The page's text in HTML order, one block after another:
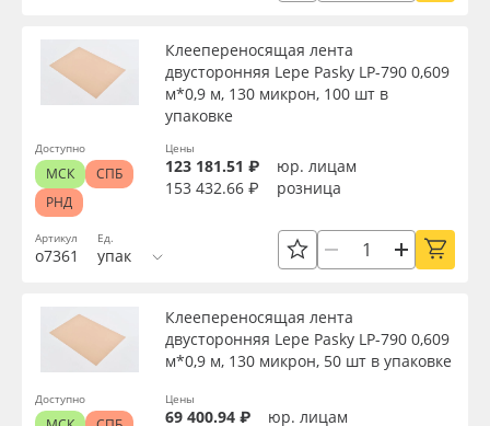
Артикул
о7361
Клеепереносящая лента
двусторонняя Lepe Pasky LP-790 0,609
м*0,9 м, 130 микрон, 100 шт в
упаковке
Ед.
упак
Цены
123 181.51 ₽
юр. лицам
153 432.66 ₽
розница
Доступно
МСК
СПБ
РНД
Клеепереносящая лента
двусторонняя Lepe Pasky LP-790 0,609
м*0,9 м, 130 микрон, 50 шт в упаковке
Цены
69 400.94 ₽ юр. лицам
Доступно